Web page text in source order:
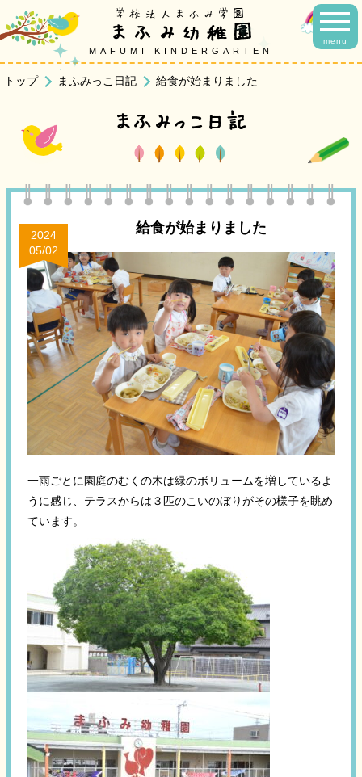
menu
学校法人まふみ学園
まふみ幼稚園
MAFUMI KINDERGARTEN
トップ まふみっこ日記 給食が始まりました
まふみっこ日記
給食が始まりました
2024
05/02
一雨ごとに園庭のむくの木は緑のボリュームを増しているよ
うに感じ、テラスからは３匹のこいのぼりがその様子を眺め
ています。